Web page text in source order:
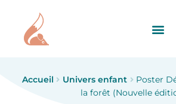
Accueil Univers enfant
Poster
la forêt (Nouvelle